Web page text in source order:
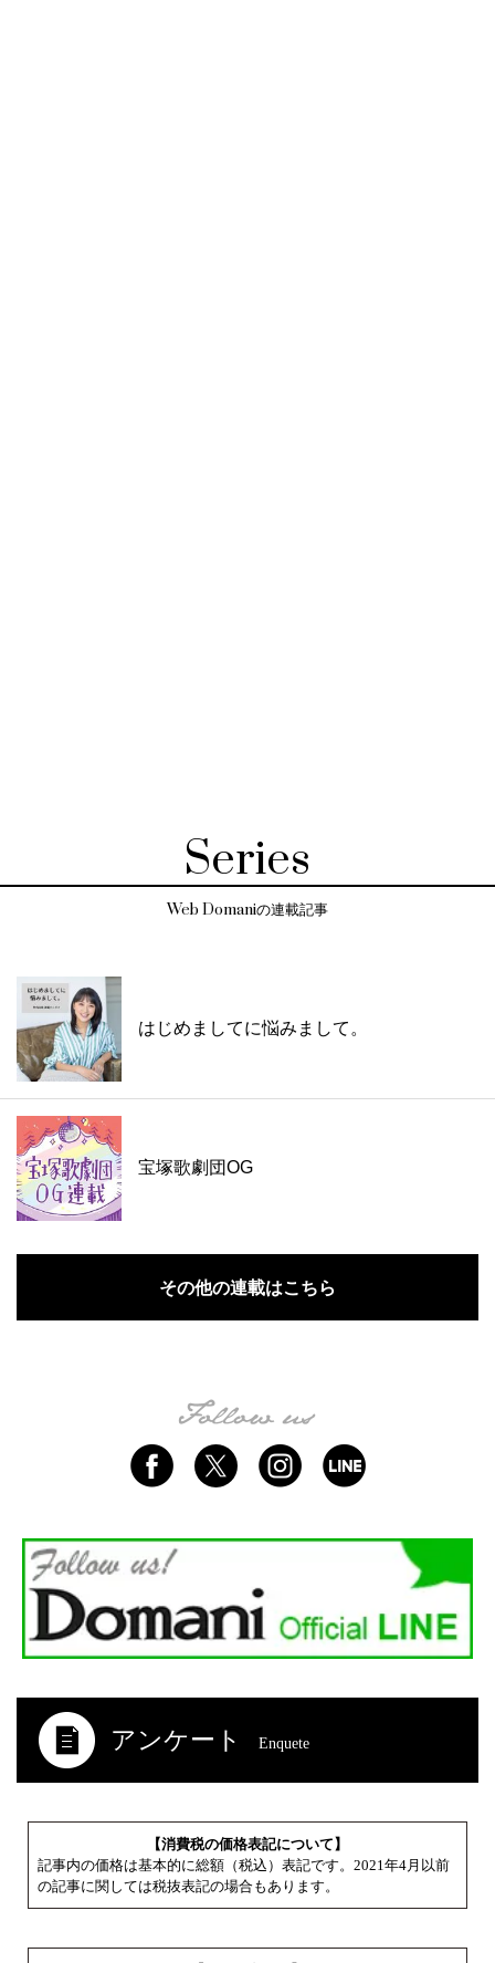
Series
Web Domaniの連載記事
はじめましてに悩みまして。
宝塚歌劇団OG
その他の連載はこちら
アンケート Enquete
【消費税の価格表記について】
記事内の価格は基本的に総額（税込）表記です。2021年4月以前
の記事に関しては税抜表記の場合もあります。